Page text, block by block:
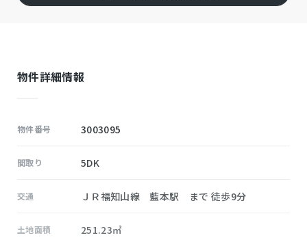
物件詳細情報
物件番号 3003095
間取り 5DK
交通 ＪＲ福知山線 藍本駅 まで 徒歩9分
土地面積 251.23㎡